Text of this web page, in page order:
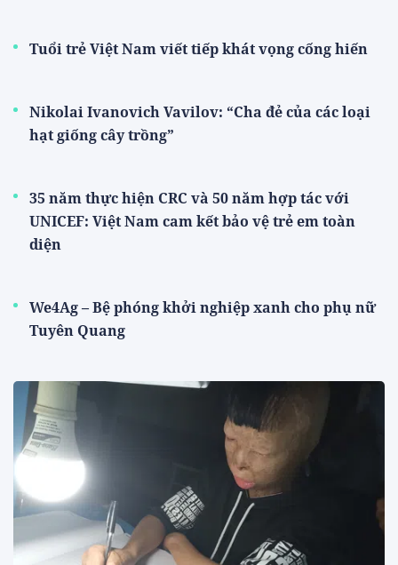
Tuổi trẻ Việt Nam viết tiếp khát vọng cống hiến
Nikolai Ivanovich Vavilov: “Cha đẻ của các loại
hạt giống cây trồng”
35 năm thực hiện CRC và 50 năm hợp tác với
UNICEF: Việt Nam cam kết bảo vệ trẻ em toàn
diện
We4Ag – Bệ phóng khởi nghiệp xanh cho phụ nữ
Tuyên Quang